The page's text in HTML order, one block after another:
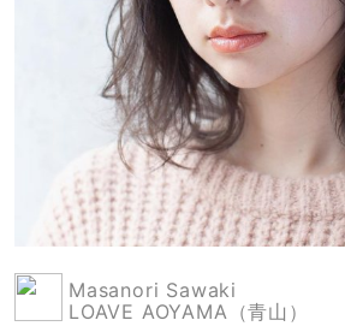
Masanori Sawaki
LOAVE AOYAMA（青山）